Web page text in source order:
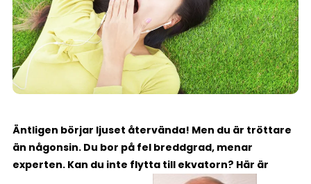
Äntligen börjar ljuset återvända! Men du är tröttare
än någonsin. Du bor på fel breddgrad, menar
experten. Kan du inte flytta till ekvatorn? Här är